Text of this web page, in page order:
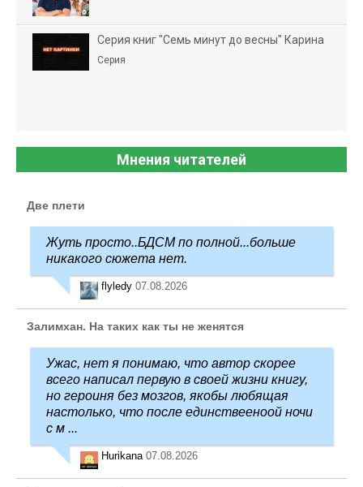
Серия книг "Семь минут до весны" Карина
Серия
Мнения читателей
Две плети
Жуть просто..БДСМ по полной...больше
никакого сюжета нет.
flyledy 07.08.2026
Залимхан. На таких как ты не женятся
Ужас, нет я понимаю, что автор скорее
всего написал первую в своей жизни книгу,
но героиня без мозгов, якобы любящая
настолько, что после единствееноой ночи
с м ...
Hurikana 07.08.2026